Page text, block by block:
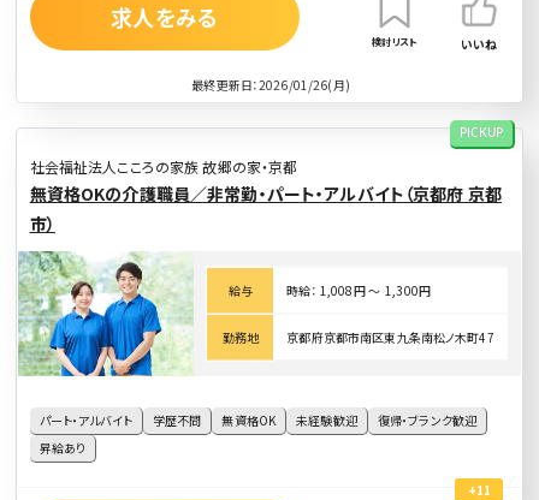
最終更新日：2026/01/26(月)
求人をみる
検討リスト いいね
社会福祉法人こころの家族 故郷の家・京都
PICKUP
無資格OKの介護職員／非常勤・パート・アルバイト（京都府 京都
市）
パート・アルバイト 学歴不問 無資格OK 未経験歓迎
復帰・ブランク歓迎
昇給あり
給与 時給： 1,008円 〜 1,300円
勤務地 京都府京都市南区東九条南松ノ木町47
+11